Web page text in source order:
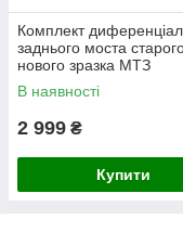
Комплект
заднього моста
нового зразка МТЗ
В наявності
2 999 ₴
Купити